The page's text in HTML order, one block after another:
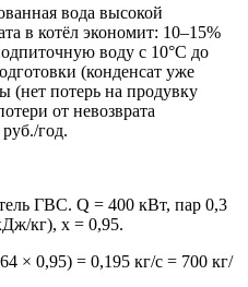
вода высокой
в котёл экономит: 10–15%
воду с 10°C до
(конденсат уже
(нет потерь на продувку
от невозврата
год.
ГВС. Q = 400 кВт, пар 0,3
кг), x = 0,95.
× 0,95) = 0,195 кг/с = 700 кг/